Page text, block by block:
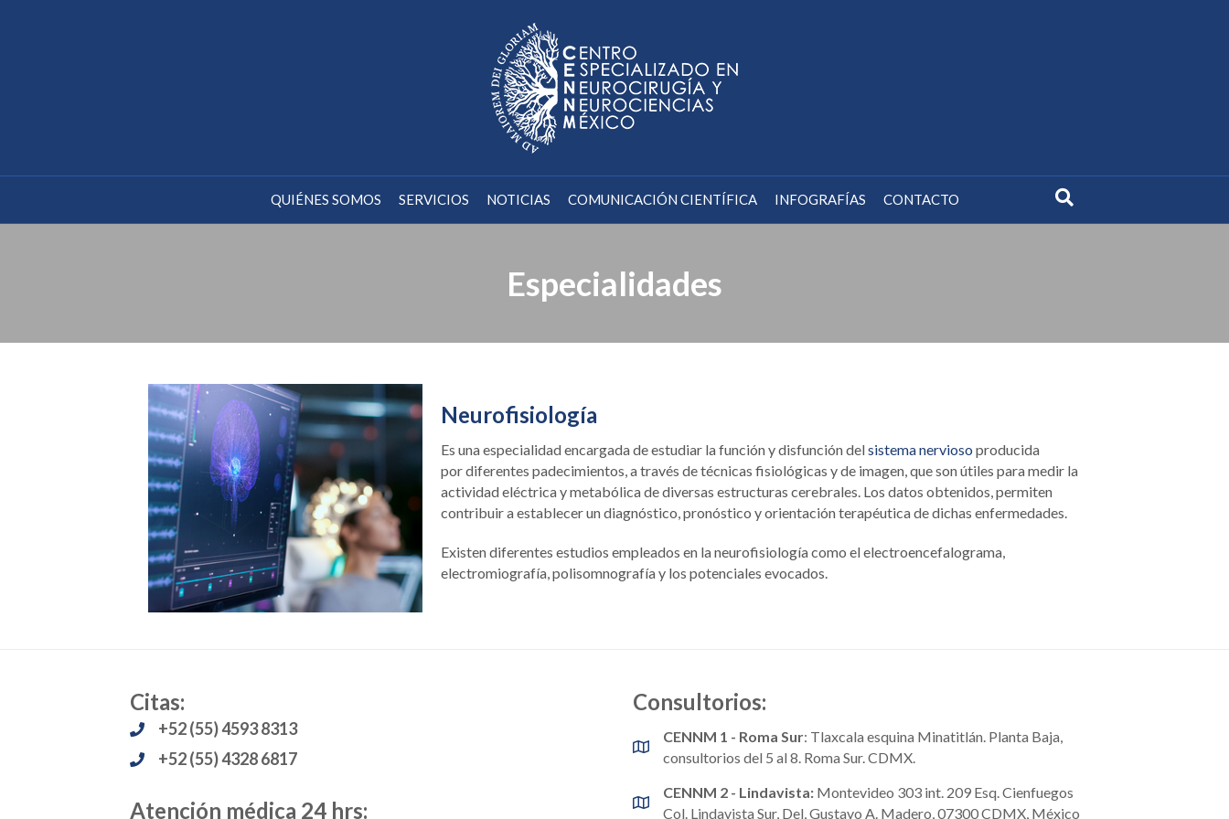
QUIÉNES SOMOS SERVICIOS NOTICIAS COMUNICACIÓN CIENTÍFICA INFOGRAFÍAS CONTACTO
Especialidades
Neurofisiología
Es una especialidad encargada de estudiar la función y disfunción delsistema nervioso producida
por diferentes padecimientos, a través de técnicas fisiológicas y de imagen, que son útiles para medir la
actividad eléctrica y metabólica de diversas estructuras cerebrales. Los datos obtenidos, permiten
contribuir a establecer un diagnóstico, pronóstico y orientación terapéutica de dichas enfermedades.
Existen diferentes estudios empleados en la neurofisiología como el electroencefalograma,
electromiografía, polisomnografía y los potenciales evocados.
Citas:
+52 (55) 4593 8313
+52 (55) 4328 6817
Atención médica 24 hrs:
Consultorios:
CENNM 1 - Roma Sur: Tlaxcala esquina Minatitlán. Planta Baja,
consultorios del 5 al 8. Roma Sur. CDMX.
CENNM 2 - Lindavista: Montevideo 303 int. 209 Esq. Cienfuegos
Col. Lindavista Sur, Del, Gustavo A. Madero, 07300 CDMX, México